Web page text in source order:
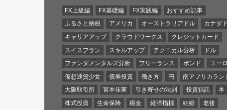
FX上級編 FX基礎編 FX実践編
おすすめ記事
ふるさと納税
アメリカ オーストラリアドル
カナダ
キャリアアップ
クラウドワークス
クレジットカード
スイスフラン
スキルアップ テクニカル分析
ドル
ファンダメンタルズ分析
フリーランス ポンド
ユーロ
仮想通貨少女
債券投資 働き方 円
南アフリカラン
大阪取引所
宮本佳実 引き寄せの法則 投資信託
本
株式投資
生命保険 税金 経済指標 結婚
老後